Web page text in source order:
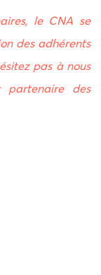
le CNA se
des adhérents
pas à nous
partenaire des